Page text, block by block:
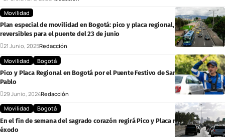
Movilidad
Plan especial de movilidad en Bogotá: pico y placa regional, controles y
reversibles para el puente del 23 de junio
21 Junio, 2025Redacción
Movilidad
Bogotá
Pico y Placa Regional en Bogotá por el Puente Festivo de San Pedro y San
Pablo
29 Junio, 2024Redacción
Movilidad
Bogotá
En el fin de semana del sagrado corazón regirá Pico y Placa regional y plan
éxodo